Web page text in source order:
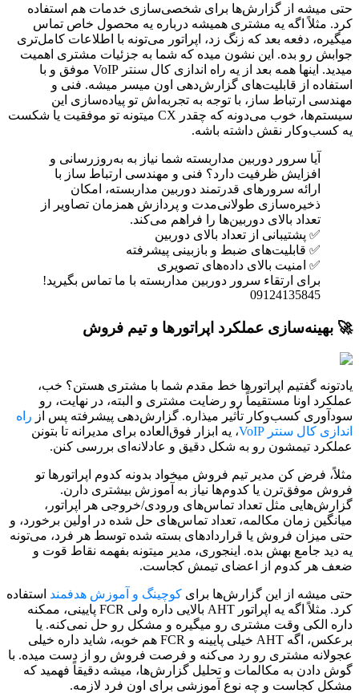
حتی میشه از گزارش‌ها برای شخصی‌سازی خدمات هم استفاده
کرد. مثلاً اگه یه مشتری همیشه درباره یه محصول خاص تماس
میگیره، دفعه بعد که زنگ زد، اپراتور می‌تونه با اطلاعات کامل‌تری
جوابش رو بده. این نشون میده که شما به جزئیات مشتری اهمیت
میدید. اینها همه بعد از یه راه اندازی کال سنتر VoIP موفق و با
استفاده از قابلیت‌های گزارش‌دهی اون میسر میشه. فنی و
مهندسی ارتباط ساز، با توجه به تجربه‌اش تو پیاده‌سازی این
سیستم‌ها، خوب می‌دونه که چقدر CX میتونه تو موفقیت یا شکست
یه کسب‌وکار نقش داشته باشه.
آیا سرور دوربین مداربسته شما نیاز به به‌روزرسانی و
افزایش ظرفیت دارد؟ فنی و مهندسی ارتباط ساز با
ارائه سرورهای قدرتمند دوربین مداربسته، امکان
ذخیره‌سازی طولانی‌مدت و پردازش همزمان تصاویر از
تعداد بالای دوربین‌ها را فراهم می‌کند.
✅ پشتیبانی از تعداد بالای دوربین
✅ قابلیت‌های ضبط و بازبینی پیشرفته
✅ امنیت بالای داده‌های تصویری
برای ارتقاء سرور دوربین مداربسته با ما تماس بگیرید!
09124135845
🚀 بهینه‌سازی عملکرد اپراتورها و تیم فروش
یادتونه گفتیم اپراتورها خط مقدم شما با مشتری هستن؟ خب،
عملکرد اونا مستقیماً رو رضایت مشتری و البته، در نهایت، رو
سودآوری کسب‌وکار تأثیر میذاره. گزارش‌دهی پیشرفته پس از راه
اندازی کال سنتر VoIP
، یه ابزار فوق‌العاده برای مدیرانه تا بتونن
عملکرد تیمشون رو به شکل دقیق و عادلانه‌ای بررسی کنن.
مثلاً، فرض کن مدیر تیم فروش میخواد بدونه کدوم اپراتورها تو
فروش موفق‌ترن یا کدوم‌ها نیاز به آموزش بیشتری دارن.
گزارش‌هایی مثل تعداد تماس‌های ورودی/خروجی هر اپراتور،
میانگین زمان مکالمه، تعداد تماس‌های حل شده در اولین برخورد، و
حتی میزان فروش یا قراردادهای بسته شده توسط هر فرد، می‌تونه
یه دید جامع بهش بده. اینجوری، مدیر میتونه بفهمه نقاط قوت و
ضعف هر کدوم از اعضای تیمش کجاست.
حتی میشه از این گزارش‌ها برای کوچینگ و آموزش هدفمند استفاده
کرد. مثلاً اگه یه اپراتور AHT بالایی داره ولی FCR پایینی، ممکنه
داره الکی وقت مشتری رو میگیره و مشکل رو حل نمی‌کنه. یا
برعکس، اگه AHT خیلی پایینه و FCR هم خوبه، شاید داره خیلی
عجولانه مشتری رو رد می‌کنه و فرصت فروش رو از دست میده. با
گوش دادن به مکالمات و تحلیل گزارش‌ها، میشه دقیقاً فهمید که
مشکل کجاست و چه نوع آموزشی برای اون فرد لازمه.